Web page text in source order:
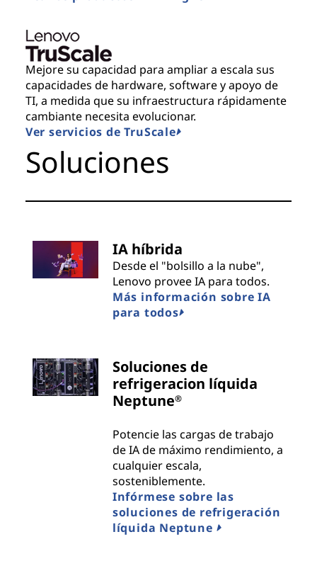
Mejore su capacidad para ampliar a escala sus
capacidades de hardware, software y apoyo de
TI, a medida que su infraestructura rápidamente
cambiante necesita evolucionar.
Ver servicios de TruScale
Soluciones
IA híbrida
Desde el "bolsillo a la nube",
Lenovo provee IA para todos.
Más información sobre IA
para todos
Soluciones de
refrigeracion líquida
Neptune®
Potencie las cargas de trabajo
de IA de máximo rendimiento, a
cualquier escala,
sosteniblemente.
Infórmese sobre las
soluciones de refrigeración
líquida Neptune